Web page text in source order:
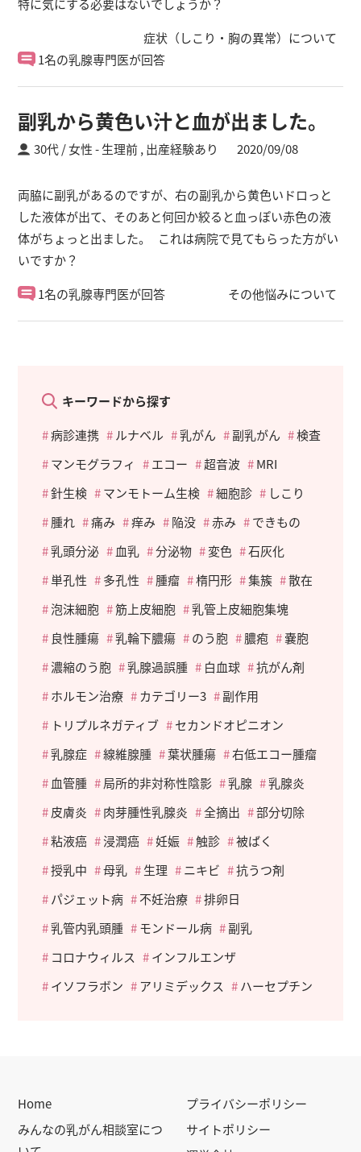
症状（しこり・胸の異常）について
1名の乳腺専門医が回答
副乳から黄色い汁と血が出ました。
30代 / 女性 生理前 , 出産経験あり 2020/09/08
両脇に副乳があるのですが、右の副乳から黄色いドロっと
した液体が出て、そのあと何回か絞ると血っぽい赤色の液
体がちょっと出ました。 これは病院で見てもらった方がい
いですか？
その他悩みについて
1名の乳腺専門医が回答
キーワードから探す
病診連携
ルナベル 乳がん 副乳がん
検査
マンモグラフィ
エコー 超音波
MRI
針生検
マンモトーム生検 細胞診
しこり
腫れ
痛み 痒み 陥没 赤み
できもの
乳頭分泌
血乳 分泌物 変色
石灰化
単孔性
多孔性 腫瘤 楕円形 集簇
散在
泡沫細胞
筋上皮細胞
乳管上皮細胞集塊
良性腫瘍
乳輪下膿瘍 のう胞 膿疱
嚢胞
濃縮のう胞
乳腺過誤腫 白血球
抗がん剤
ホルモン治療
カテゴリー3
副作用
トリプルネガティブ
セカンドオピニオン
乳腺症
線維腺腫 葉状腫瘍
右低エコー腫瘤
血管腫
局所的非対称性陰影 乳腺
乳腺炎
皮膚炎
肉芽腫性乳腺炎 全摘出
部分切除
粘液癌
浸潤癌 妊娠 触診
被ばく
授乳中
母乳 生理 ニキビ
抗うつ剤
パジェット病
不妊治療
排卵日
乳管内乳頭腫
モンドール病
副乳
コロナウィルス
インフルエンザ
イソフラボン
アリミデックス ハーセプチン
Home
みんなの乳がん相談室につ
プライバシーポリシー
サイトポリシー